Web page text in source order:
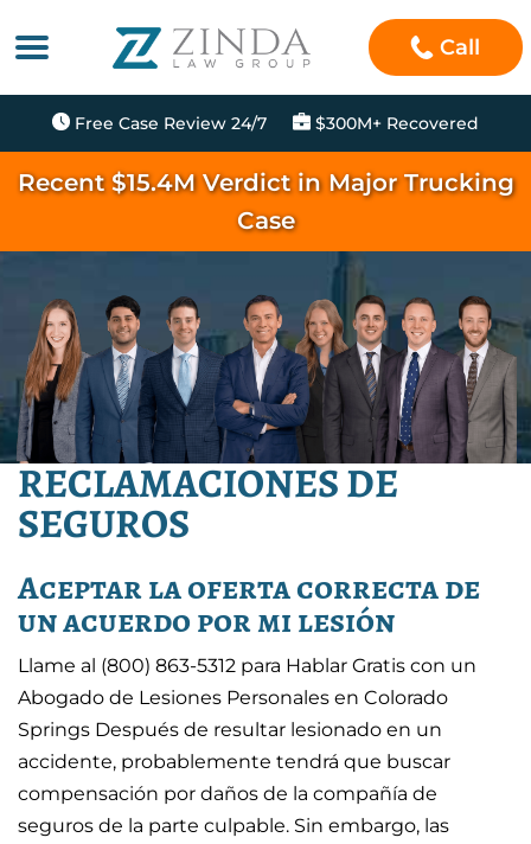
Call
Free Case Review 24/7 $300M+ Recovered
Recent $15.4M Verdict in Major Trucking
Case
RECLAMACIONES DE
SEGUROS
Aceptar la oferta correcta de
un acuerdo por mi lesión
Llame al (800) 863-5312 para Hablar Gratis con un
Abogado de Lesiones Personales en Colorado
Springs Después de resultar lesionado en un
accidente, probablemente tendrá que buscar
compensación por daños de la compañía de
seguros de la parte culpable. Sin embargo, las